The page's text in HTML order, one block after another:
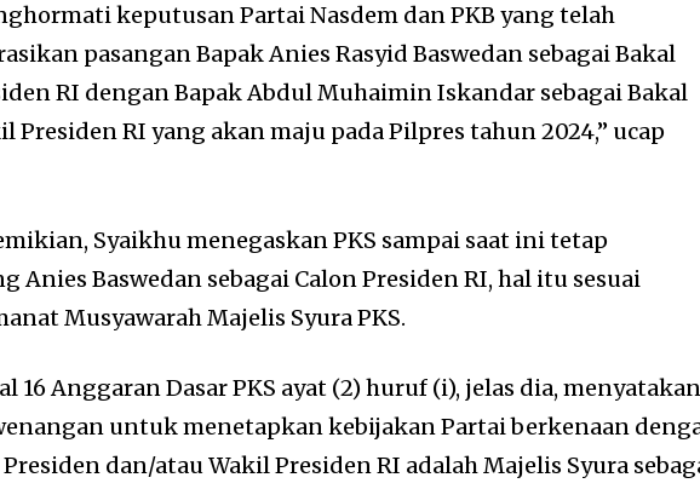
keputusan Partai Nasdem dan PKB yang telah
pasangan Bapak Anies Rasyid Baswedan sebagai Bakal
RI dengan Bapak Abdul Muhaimin Iskandar sebagai Bakal
Presiden RI yang akan maju pada Pilpres tahun 2024,” ucap
Syaikhu menegaskan PKS sampai saat ini tetap
Anies Baswedan sebagai Calon Presiden RI, hal itu sesuai
Musyawarah Majelis Syura PKS.
16 Anggaran Dasar PKS ayat (2) huruf (i), jelas dia,
untuk menetapkan kebijakan Partai berkenaan
dan/atau Wakil Presiden RI adalah Majelis Syura